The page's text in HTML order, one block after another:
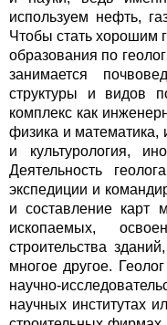
используем нефть,
Чтобы стать хорошим
образования по
занимается
структуры и видов
комплекс как
физика и математика,
и культурология,
Деятельность
экспедиции и
и составление карт
ископаемых,
строительства
многое другое.
научно-
научных институтах